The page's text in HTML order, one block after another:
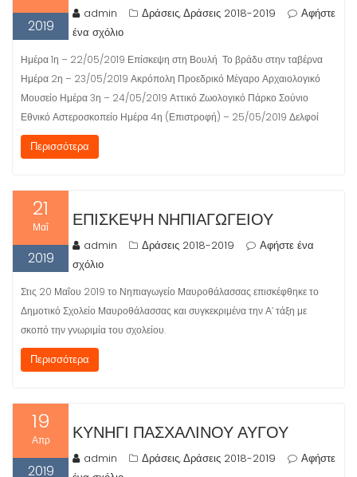
2019
admin Δράσεις,Δράσεις 2018-2019
Αφήστε
ένα σχόλιο
Ημέρα 1η – 22/05/2019 Επίσκεψη στη Βουλή Το βράδυ στην ταβέρνα
Ημέρα 2η – 23/05/2019 Ακρόπολη Προεδρικό Μέγαρο Αρχαιολογικό
Μουσείο Ημέρα 3η – 24/05/2019 Αττικό Ζωολογικό Πάρκο Σούνιο
Εθνικό Αστεροσκοπείο Ημέρα 4η (Επιστροφή) – 25/05/2019 Δελφοί
Περισσότερα
21
Μαΐ
2019
ΕΠΊΣΚΕΨΗ ΝΗΠΙΑΓΩΓΕΊΟΥ
admin Δράσεις 2018-2019
Αφήστε ένα
σχόλιο
Στις 20 Μαΐου 2019 το Νηπιαγωγείο Μαυροθάλασσας επισκέφθηκε το
Δημοτικό Σχολείο Μαυροθάλασσας και συγκεκριμένα την Α’ τάξη με
σκοπό την γνωριμία του σχολείου.
Περισσότερα
19
Απρ
2019
ΚΥΝΉΓΙ ΠΑΣΧΑΛΙΝΟΎ ΑΥΓΟΎ
admin Δράσεις,Δράσεις 2018-2019
Αφήστε